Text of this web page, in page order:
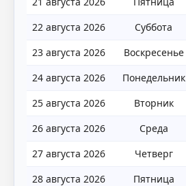
22 августа 2026
Суббота
23 августа 2026
Воскресенье
24 августа 2026
Понедельник
25 августа 2026
Вторник
26 августа 2026
Среда
27 августа 2026
Четверг
28 августа 2026
Пятница